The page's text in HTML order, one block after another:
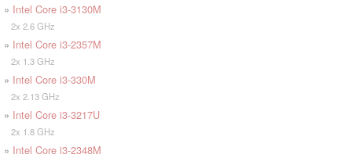
» Intel Core i3-3130M
2x 2.6 GHz
» Intel Core i3-2357M
2x 1.3 GHz
» Intel Core i3-330M
2x 2.13 GHz
» Intel Core i3-3217U
2x 1.8 GHz
» Intel Core i3-2348M